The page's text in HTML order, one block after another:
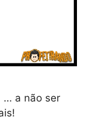
… a não ser